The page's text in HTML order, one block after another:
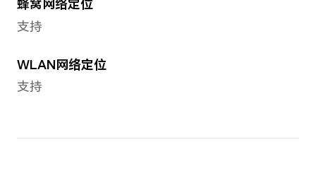
电池容量
4300mAh（典型值）